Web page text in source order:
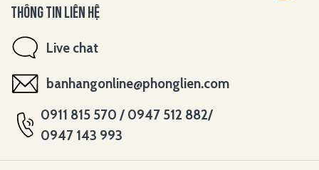
THÔNG TIN LIÊN HỆ
Live chat
banhangonline@phonglien.com
0911 815 570 / 0947 512 882/
0947 143 993